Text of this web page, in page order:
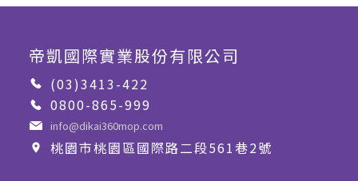
帝凱國際實業股份有限公司
(03)3413-422
0800-865-999
info@dikai360mop.com
桃園市桃園區國際路二段561巷2號